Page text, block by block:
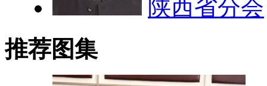
陕西省分会
推荐图集